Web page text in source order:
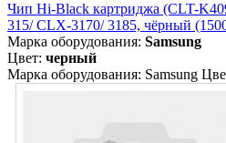
Чип Hi-Black картриджа (CLT-
315/ CLX-3170/ 3185, чёрный
Марка оборудования: Samsung
Цвет: черный
Марка оборудования: Samsung